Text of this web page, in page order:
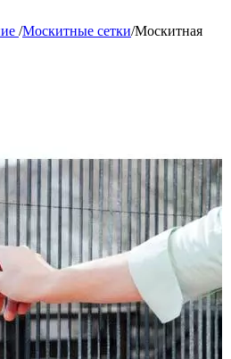
/Москитные сетки/Москитная